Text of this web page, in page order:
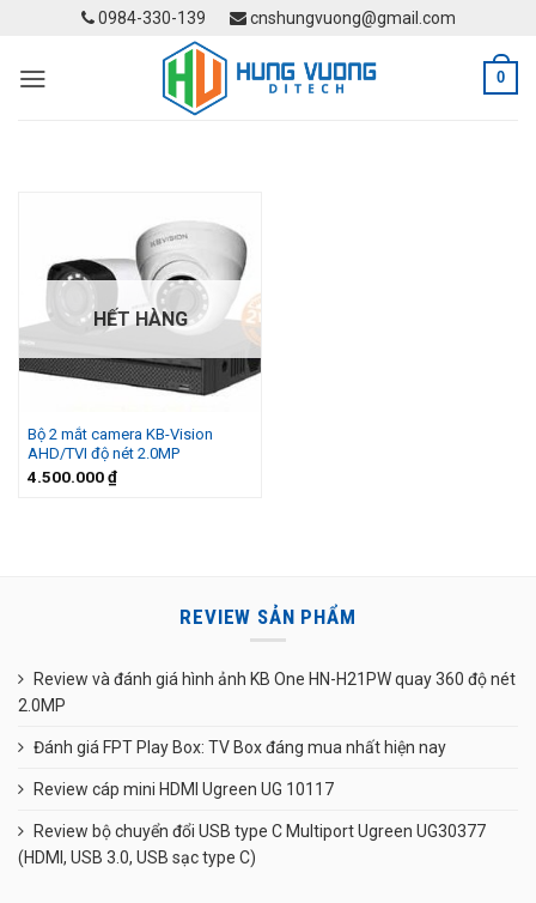
content
0984-330-139 cnshungvuong@gmail.com
0
HẾT HÀNG
Bộ 2 mắt camera KB-Vision
AHD/TVI độ nét 2.0MP
4.500.000₫
REVIEW SẢN PHẨM
Review và đánh giá hình ảnh KB One HN-H21PW quay 360 độ nét
2.0MP
Đánh giá FPT Play Box: TV Box đáng mua nhất hiện nay
Review cáp mini HDMI Ugreen UG 10117
Review bộ chuyển đổi USB type C Multiport Ugreen UG30377
(HDMI, USB 3.0, USB sạc type C)